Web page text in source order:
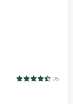
26